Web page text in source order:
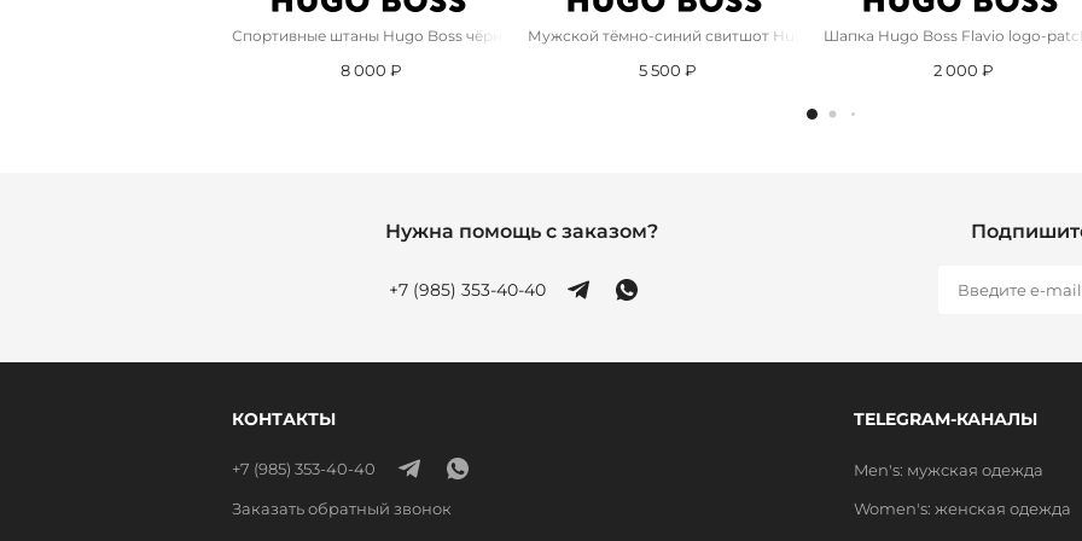
Спортивные штаны Hugo Boss чёрного цвета
8 000 ₽
Мужской тёмно-синий свитшот Hugo Boss Iconic
5 500 ₽
Шапка Hugo Boss Flavio logo-
2 000 ₽
Нужна помощь с заказом?
+7 (985) 353-40-40
КОНТАКТЫ
+7 (985) 353-40-40
Заказать обратный звонок
TELEGRAM-КАНАЛЫ
Men's: мужская одежда
Women's: женская одежда